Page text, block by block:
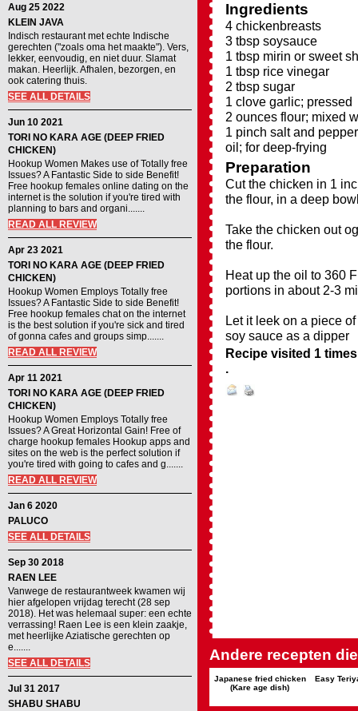
Aug 25 2022
KLEIN JAVA
Indisch restaurant met echte Indische
gerechten ("zoals oma het maakte"). Vers,
lekker, eenvoudig, en niet duur. Slamat
makan. Heerlijk. Afhalen, bezorgen, en
ook catering thuis.
SEE ALL DETAILS
Jun 10 2021
TORI NO KARA AGE (DEEP FRIED
CHICKEN)
Hookup Women Makes use of Totally free
Issues? A Fantastic Side to side Benefit!
Free hookup females online dating on the
internet is the solution if you're tired with
planning to bars and organi.......
READ ALL REVIEW
Apr 23 2021
TORI NO KARA AGE (DEEP FRIED
CHICKEN)
Hookup Women Employs Totally free
Issues? A Fantastic Side to side Benefit!
Free hookup females chat on the internet
is the best solution if you're sick and tired
of gonna cafes and groups simp.......
READ ALL REVIEW
Apr 11 2021
TORI NO KARA AGE (DEEP FRIED
CHICKEN)
Hookup Women Employs Totally free
Issues? A Great Horizontal Gain! Free of
charge hookup females Hookup apps and
sites on the web is the perfect solution if
you're tired with going to cafes and g.......
READ ALL REVIEW
Jan 6 2020
PALUCO
SEE ALL DETAILS
Sep 30 2018
RAEN LEE
Vanwege de restaurantweek kwamen wij
hier afgelopen vrijdag terecht (28 sep
2018). Het was helemaal super: een echte
verrassing! Raen Lee is een klein zaakje,
met heerlijke Aziatische gerechten op
e.......
SEE ALL DETAILS
Jul 31 2017
SHABU SHABU
Ingredients
4 chickenbreasts
3 tbsp soysauce
1 tbsp mirin or sweet
1 tbsp rice vinegar
2 tbsp sugar
1 clove garlic; pressed
2 ounces flour; mixed
1 pinch salt and pepper
oil; for deep-frying
Preparation
Cut the chicken in 1
the flour, in a deep
Take the chicken out
the flour.
Heat up the oil to 360
portions in about 2-3
Let it leek on a piece
soy sauce as a dipper
Recipe visited 1
.
Andere recepten
Japanese fried chicken
(Kare age dish)
Easy